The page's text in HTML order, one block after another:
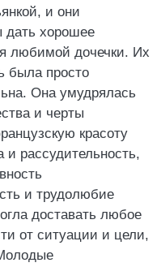
и они
дать хорошее
любимой дочечки. Их
была просто
Она умудрялась
и черты
красоту
и рассудительность,
и трудолюбие
доставать любое
от ситуации и цели,